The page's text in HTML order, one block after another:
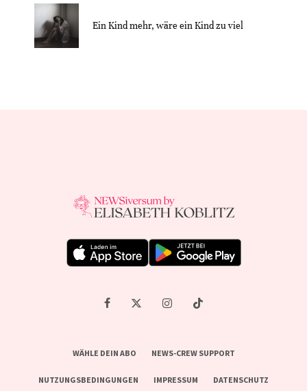
Ein Kind mehr, wäre ein Kind zu viel
WÄHLE DEIN ABO NEWS-CREW SUPPORT
NUTZUNGSBEDINGUNGEN IMPRESSUM DATENSCHUTZ